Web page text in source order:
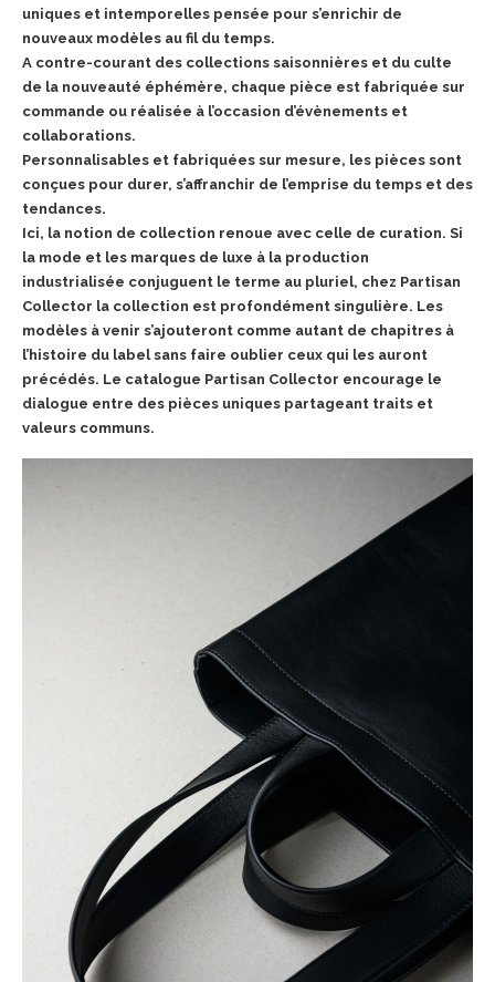
uniques et intemporelles pensée pour s’enrichir de
nouveaux modèles au fil du temps.
A contre-courant des collections saisonnières et du culte
de la nouveauté éphémère, chaque pièce est fabriquée sur
commande ou réalisée à l’occasion d’évènements et
collaborations.
Personnalisables et fabriquées sur mesure, les pièces sont
conçues pour durer, s’affranchir de l’emprise du temps et des
tendances.
Ici, la notion de collection renoue avec celle de curation. Si
la mode et les marques de luxe à la production
industrialisée conjuguent le terme au pluriel, chez Partisan
Collector la collection est profondément singulière. Les
modèles à venir s’ajouteront comme autant de chapitres à
l’histoire du label sans faire oublier ceux qui les auront
précédés. Le catalogue Partisan Collector encourage le
dialogue entre des pièces uniques partageant traits et
valeurs communs.